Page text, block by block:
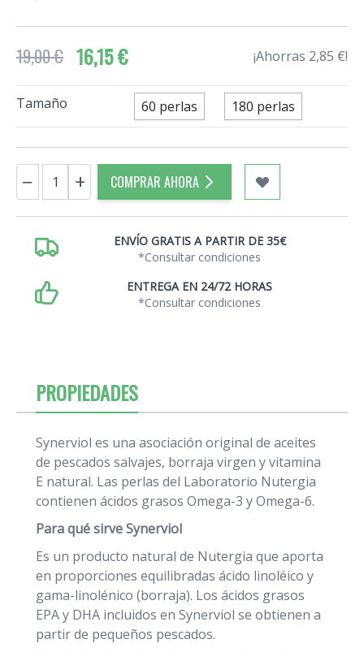
19,00 € 16,15 € ¡Ahorras 2,85 €!
Tamaño 60 perlas 180 perlas
Cantidad
− + COMPRAR AHORA
ENVÍO GRATIS A PARTIR DE 35€
*Consultar condiciones
ENTREGA EN 24/72 HORAS
*Consultar condiciones
PROPIEDADES
Synerviol es una asociación original de aceites
de pescados salvajes, borraja virgen y vitamina
E natural. Las perlas del Laboratorio Nutergia
contienen ácidos grasos Omega-3 y Omega-6.
Para qué sirve Synerviol
Es un producto natural de Nutergia que aporta
en proporciones equilibradas ácido linoléico y
gama-linolénico (borraja). Los ácidos grasos
EPA y DHA incluidos en Synerviol se obtienen a
partir de pequeños pescados.